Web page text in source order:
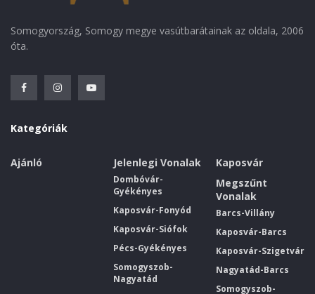
Somogyország, Somogy megye vasútbarátainak az oldala, 2006
óta.
Kategóriák
Ajánló Jelenlegi Vonalak
Dombóvár-
Gyékényes
Kaposvár-Fonyód
Kaposvár-Siófok
Pécs-Gyékényes
Somogyszob-
Nagyatád
Kaposvár
Megszűnt
Vonalak
Barcs-Villány
Kaposvár-Barcs
Kaposvár-Szigetvár
Nagyatád-Barcs
Somogyszob-